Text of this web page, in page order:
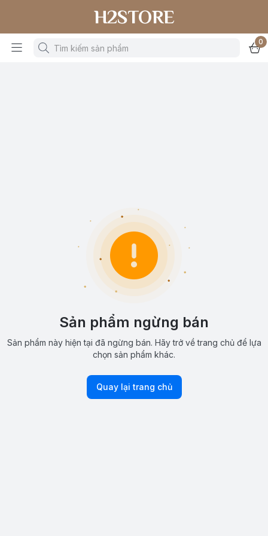
H2STORE
0
Sản phẩm ngừng bán
Sản phẩm này hiện tại đã ngừng bán. Hãy trở về trang chủ để lựa
chọn sản phẩm khác.
Quay lại trang chủ